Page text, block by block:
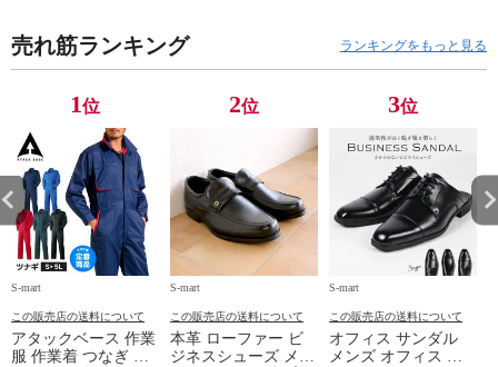
売れ筋ランキング ランキングをもっと見る
1位
S-mart
この販売店の送料について
アタックベース 作業
服 作業着 つなぎ 大
2位
S-mart
この販売店の送料について
本革 ローファー ビ
ジネスシューズ メン
3位
S-mart
この販売店の送料について
オフィス サンダル
メンズ オフィス ビ